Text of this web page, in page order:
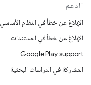
الدعم
الإبلاغ عن خطأ في النظام الأساسي
الإبلاغ عن خطأ في المستندات
Google Play support
المشاركة في الدراسات البحثية